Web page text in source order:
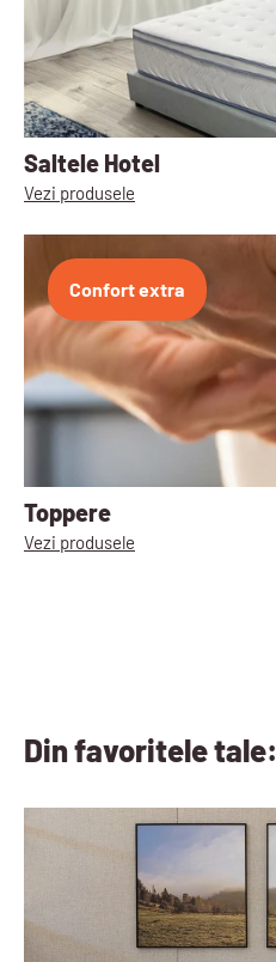
Saltele Hotel
Vezi produsele
Confort extra
Toppere
Vezi produsele
Din favoritele tale: